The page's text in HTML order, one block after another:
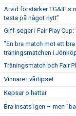
Arvid förstärker TG&IF:s
testa på något nytt”
Giff-seger i Fair Play
”En bra match mot ett
träningsmatchen i
Träningsmatch och Fair
Vinnare i vårtipset
Kepsar o hattar
Bra insats igen – men